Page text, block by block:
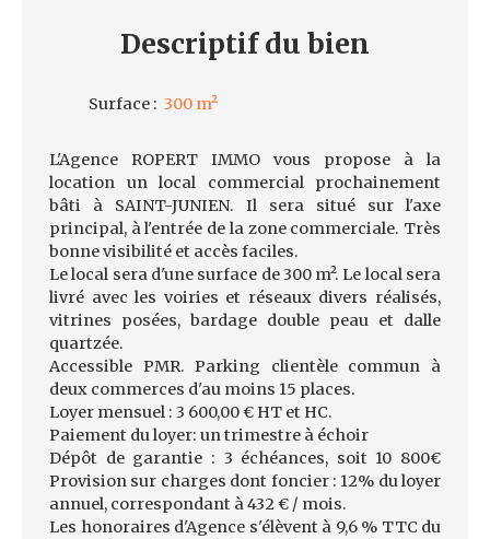
Descriptifdu bien
Surface : 300 m²
L'Agence ROPERT IMMO vous propose à la
location un local commercial prochainement
bâti à SAINT-JUNIEN. Il sera situé sur l'axe
principal, à l'entrée de la zone commerciale. Très
bonne visibilité et accès faciles.
Le local sera d'une surface de 300 m². Le local sera
livré avec les voiries et réseaux divers réalisés,
vitrines posées, bardage double peau et dalle
quartzée.
Accessible PMR. Parking clientèle commun à
deux commerces d'au moins 15 places.
Loyer mensuel : 3 600,00 € HT et HC.
Paiement du loyer: un trimestre à échoir
Dépôt de garantie : 3 échéances, soit 10 800€
Provision sur charges dont foncier : 12% du loyer
annuel, correspondant à 432 € / mois.
Les honoraires d'Agence s'élèvent à 9,6 % TTC du